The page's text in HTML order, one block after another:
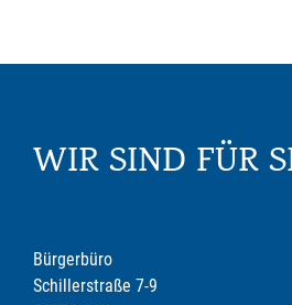
WIR SIND FÜR
Bürgerbüro
Schillerstraße 7-9